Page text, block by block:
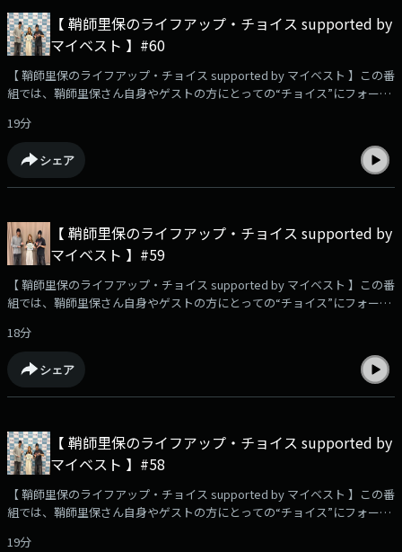
★・・・・・★・・・ TOKYO FM毎週土曜 午前9時30分～9時55分 放送番
組HP：⁠⁠⁠⁠⁠⁠⁠⁠⁠⁠⁠⁠⁠⁠⁠⁠⁠⁠https://www.tfm.co.jp/choice/⁠⁠⁠⁠⁠⁠⁠⁠⁠⁠⁠⁠⁠⁠⁠⁠⁠⁠YouTube企画！検証動画を公開
中！⁠⁠⁠⁠⁠⁠⁠⁠⁠⁠⁠⁠⁠⁠⁠⁠⁠⁠https://youtu.be/USfyn_ykGVY?si=zfiDwz3e1wWdwEE4⁠⁠⁠⁠⁠⁠⁠⁠⁠⁠⁠⁠⁠⁠⁠⁠⁠⁠・・・
#TOKYOFM
【 鞘師里保のライフアップ・チョイス supported by
マイベスト 】#60
【 鞘師里保のライフアップ・チョイス supported by マイベスト 】この番
組では、鞘師里保さん自身やゲストの方にとっての“チョイス”にフォーカ
お迎えします！✨✉️リスナーさんからのメッセージをご紹介！ ・御福餅の
抹茶味をレコメンド！皆さまからの和菓子情報お待ちしています！📩ハマ
っていてレコメンドしたいこと、あなたの今のキャッチコピー、番組への
感想や、鞘師里保に聞きたいこと、相談…など、大募集中です！メッセー
トもお待ちしています！・・・★・・・・・★・・・・・★・・・・・
★・・・ TOKYO FM毎週土曜 午前9時30分～9時55分 放送番組
HP：⁠⁠⁠⁠⁠⁠⁠⁠⁠⁠⁠⁠⁠⁠⁠⁠⁠https://www.tfm.co.jp/choice/⁠⁠⁠⁠⁠⁠⁠⁠⁠⁠⁠⁠⁠⁠⁠⁠⁠YouTube企画！検証動画を公開
★・・・・・★・・・・・★・・・・・★・・・#鞘師里保 #マイベスト
#TOKYOFM #OWV #本田康祐 #中川勝就
19分
シェア
【 鞘師里保のライフアップ・チョイス supported by
マイベスト 】#59
【 鞘師里保のライフアップ・チョイス supported by マイベスト 】この番
組では、鞘師里保さん自身やゲストの方にとっての“チョイス”にフォーカ
ます！✨✉️リスナーさんからのメッセージをご紹介！ ・鞘師さんが好きな
動物さんは？📩ハマっていてレコメンドしたいこと、あなたの今のキャッ
チコピー、番組への感想や、鞘師里保に聞きたいこと、相談…など、大募
集中です！メッセージは⁠⁠⁠⁠⁠⁠⁠⁠⁠⁠コチラ⁠⁠⁠⁠⁠⁠⁠⁠⁠⁠から📮☆番組のハッシュタグは【 #りほち
★・・・・・★・・・・・★・・・ TOKYO FM毎週土曜 午前9時30分～9
時55分 放送番組HP：⁠⁠⁠⁠⁠⁠⁠⁠⁠⁠⁠⁠⁠⁠⁠⁠https://www.tfm.co.jp/choice/⁠⁠⁠⁠⁠⁠⁠⁠⁠⁠⁠⁠⁠⁠⁠⁠YouTube企画！検証動
画を公開中！⁠⁠⁠⁠⁠⁠⁠⁠⁠⁠⁠⁠⁠⁠⁠⁠https://youtu.be/USfyn_ykGVY?
★・・・#鞘師里保 #マイベスト #TOKYOFM #OWV #本田康祐 #中川勝就
18分
シェア
【 鞘師里保のライフアップ・チョイス supported by
マイベスト 】#58
【 鞘師里保のライフアップ・チョイス supported by マイベスト 】この番
組では、鞘師里保さん自身やゲストの方にとっての“チョイス”にフォーカ
えします！✨✉️リスナーさんからのメッセージをご紹介！ ・母の日に思い
19分